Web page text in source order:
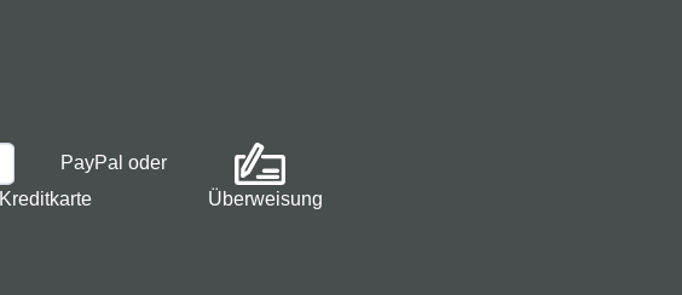
PayPal oder
Kreditkarte
Überweisung